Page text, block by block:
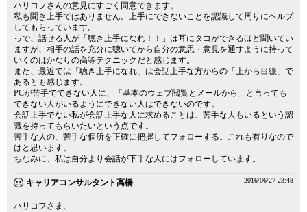
ハリコフさんの意見にすごく同意できます。
私も聞き上手ではありません。上手にできないことを認識して周りにヘルプ
してもらっています。
っで、話せる人が「聴き上手になれ！！」は耳にタコができるほど聞いてい
ますが、相手の話を充分に聴いてから自分の意思・意見を通すように持って
いくのはかなりの高等テクニックだと感じます。
また、最近では「聴き上手になれ」は会話上手な方からの「上から目線」で
あるとも感じます。
PCが苦手でできない人に、「基本のウェブ閲覧とメールから」と言っても
できない人がいるようにできない人はできないのです。
会話上手でない私が会話上手な人に求めることは、苦手な人もいるという認
識を持ってもらいたいという点です。
苦手な人の、苦手な個所を正確に把握してフォローする。これも有りなので
はと思います。
ちなみに、私は自分より会話が下手な人にはフォローしています。
キャリアコンサルタント高橋 2016/06/27 23:48
ハリコフさま、